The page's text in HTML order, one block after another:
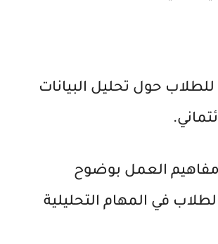
حول تحليل البيانات
العمل بوضوح
في المهام التحليلية